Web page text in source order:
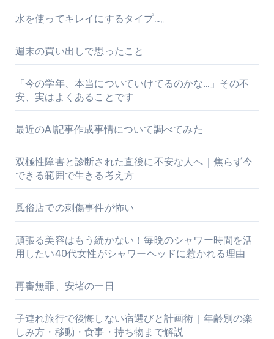
水を使ってキレイにするタイプ…。
週末の買い出しで思ったこと
「今の学年、本当についていけてるのかな…」その不
安、実はよくあることです
最近のAI記事作成事情について調べてみた
双極性障害と診断された直後に不安な人へ｜焦らず今
できる範囲で生きる考え方
風俗店での刺傷事件が怖い
頑張る美容はもう続かない！毎晩のシャワー時間を活
用したい40代女性がシャワーヘッドに惹かれる理由
再審無罪、安堵の一日
子連れ旅行で後悔しない宿選びと計画術｜年齢別の楽
しみ方・移動・食事・持ち物まで解説